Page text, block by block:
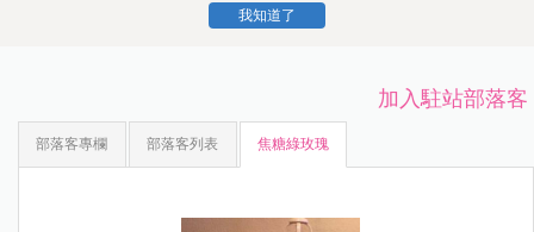
我知道了
加入駐站部落客
部落客專欄 部落客列表 焦糖綠玫瑰